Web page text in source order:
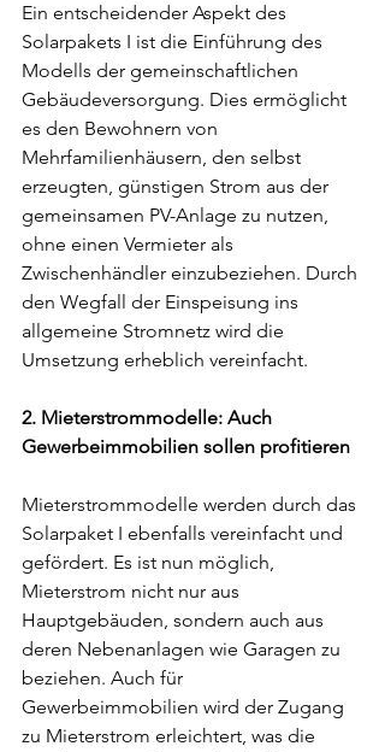
Ein entscheidender Aspekt des
Solarpakets I ist die Einführung des
Modells der gemeinschaftlichen
Gebäudeversorgung. Dies ermöglicht
es den Bewohnern von
Mehrfamilienhäusern, den selbst
erzeugten, günstigen Strom aus der
gemeinsamen PV-Anlage zu nutzen,
ohne einen Vermieter als
Zwischenhändler einzubeziehen. Durch
den Wegfall der Einspeisung ins
allgemeine Stromnetz wird die
Umsetzung erheblich vereinfacht.
2. Mieterstrommodelle: Auch
Gewerbeimmobilien sollen profitieren
Mieterstrommodelle werden durch das
Solarpaket I ebenfalls vereinfacht und
gefördert. Es ist nun möglich,
Mieterstrom nicht nur aus
Hauptgebäuden, sondern auch aus
deren Nebenanlagen wie Garagen zu
beziehen. Auch für
Gewerbeimmobilien wird der Zugang
zu Mieterstrom erleichtert, was die